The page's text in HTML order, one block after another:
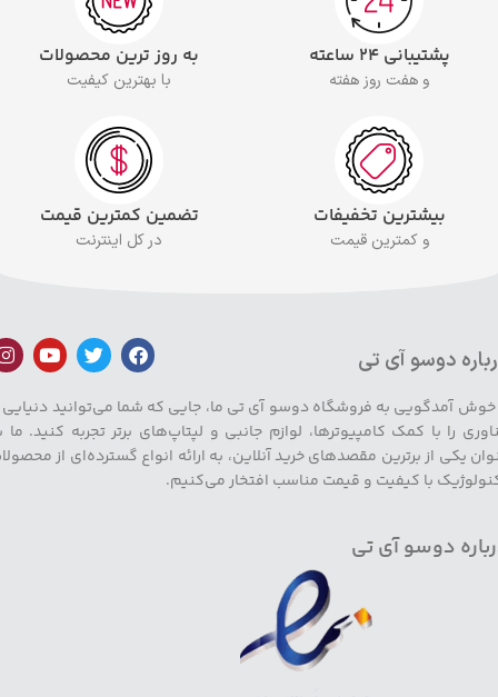
پشتیبانی ۲۴ ساعته
و هفت روز هفته
به روز ترین محصولات
با بهترین کیفیت
بیشترین تخفیفات
و کمترین قیمت
تضمین کمترین قیمت
در کل اینترنت
دوسو آی تی
خوش آمدگویی به فروشگاه دوسو آی تی ما، جایی که شما می‌توانید دنیایی
را با کمک کامپیوترها، لوازم جانبی و لپتاپ‌های برتر تجربه کنید. ما
یکی از برترین مقصدهای خرید آنلاین، به ارائه انواع گسترده‌ای از
با کیفیت و قیمت مناسب افتخار می‌کنیم.
دوسو آی تی